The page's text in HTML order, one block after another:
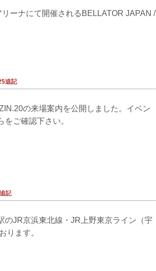
ーナにて開催されるBELLATOR JAPAN /
追記
の来場案内を公開しました。イベン
ご確認下さい。
記
のJR京浜東北線・JR上野東京ライン（宇
ります。